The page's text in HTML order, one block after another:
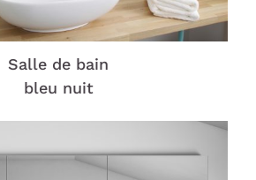
Salle de bain
bleu nuit